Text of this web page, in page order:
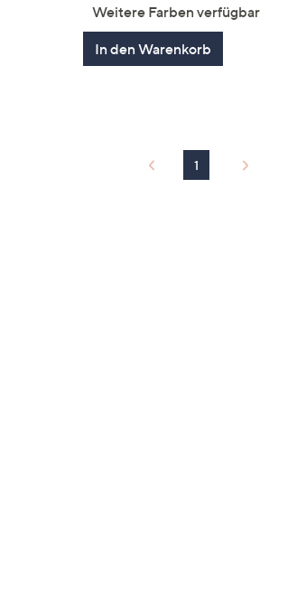
5
Weitere Farben verfügbar
In den Warenkorb
1